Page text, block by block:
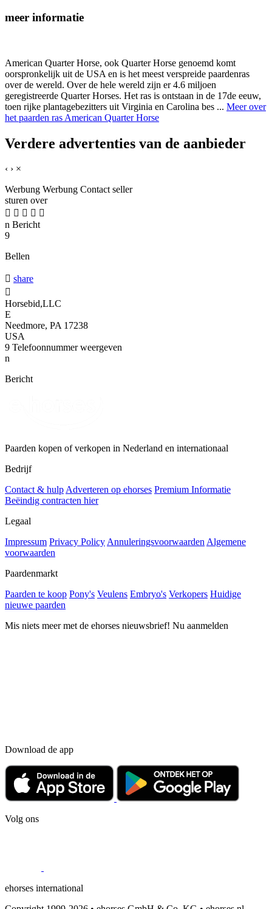
meer informatie
American Quarter Horse, ook Quarter Horse genoemd komt
oorspronkelijk uit de USA en is het meest verspreide paardenras
over de wereld. Over de hele wereld zijn er 4.6 miljoen
geregistreerde Quarter Horses. Het ras is ontstaan in de 17de eeuw,
toen rijke plantagebezitters uit Virginia en Carolina bes ... Meer over
het paarden ras American Quarter Horse
Verdere advertenties van de aanbieder
‹ › ×
Werbung Werbung Contact seller
sturen over
    
n Bericht
9
Bellen
 share

Horsebid,LLC
E
Needmore, PA 17238
USA
9 Telefoonnummer weergeven
n
Bericht
Paarden kopen of verkopen in Nederland en internationaal
Bedrijf
Contact & hulpAdverteren op ehorses Premium Informatie
Beëindig contracten hier
Legaal
Impressum Privacy PolicyAnnuleringsvoorwaardenAlgemene
voorwaarden
Paardenmarkt
Paarden te koop Pony's Veulens Embryo's Verkopers Huidige
nieuwe paarden
Mis niets meer met de ehorses nieuwsbrief! Nu aanmelden
Download de app
Volg ons
ehorses international